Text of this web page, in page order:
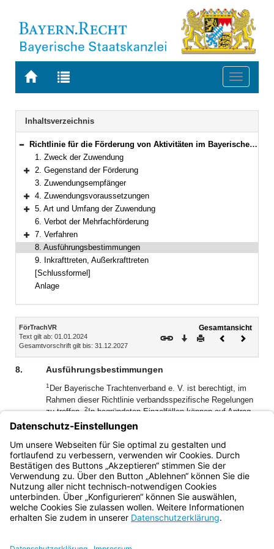
Zur
BAYERN.RECHT
Zur
letzten
Suche
Toggle
Navigation
Inhaltsverzeichnis
Bereich reduzieren
Richtlinie für die Förderung von Aktivitäten im Bayerischen Trachtenverband e. V.
1. Zweck der Zuwendung
Bereich erweitern
2. Gegenstand der Förderung
3. Zuwendungsempfänger
Bereich erweitern
4. Zuwendungsvoraussetzungen
Bereich erweitern
5. Art und Umfang der Zuwendung
6. Verbot der Mehrfachförderung
Bereich erweitern
7. Verfahren
8. Ausführungsbestimmungen
9. Inkrafttreten, Außerkrafttreten
[Schlussformel]
Anlage
Inhalt
FörTrachVR
Text gilt ab: 01.01.2024
Gesamtvorschrift gilt bis: 31.12.2027
Gesamtansicht
Download
DruckenVorheriges
8. Ausführungsbestimmungen
1 Der Bayerische Trachtenverband e. V. ist berechtigt, im
Rahmen dieser Richtlinie verbandsspezifische Regelungen
zu treffen.2In begründeten Einzelfällen können auf Antrag
des Bayerischen Trachtenverbands e. V. nach Zustimmung
des Staatsministeriums der Finanzen und für Heimat
Ausnahmen von einzelnen Bestimmungen dieser Richtlinie
zugelassen werden.
Bayern.de
BayernPortal